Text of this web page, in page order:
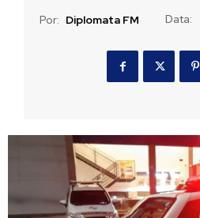
Por: Diplomata FM Data: